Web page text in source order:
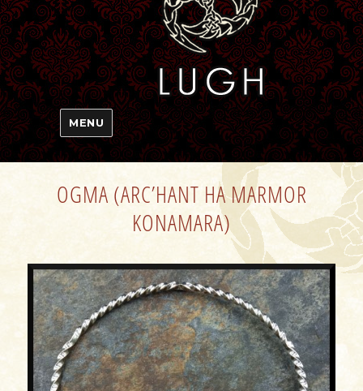
MENU
OGMA (ARC’HANT HA MARMOR
KONAMARA)